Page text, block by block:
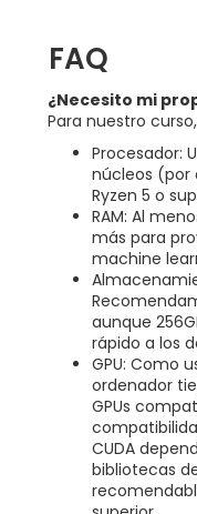
FAQ
¿Necesito mi
Para nuestro
Procesador:
núcleos (por
Ryzen 5 o
RAM: Al
más para
machine
aunque
rápido a los
GPU: Como
ordenador
GPUs
CUDA
bibliotecas